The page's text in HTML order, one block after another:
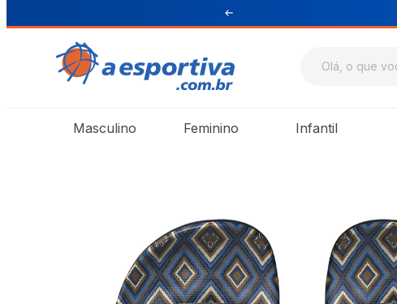
Masculino Feminino Infantil